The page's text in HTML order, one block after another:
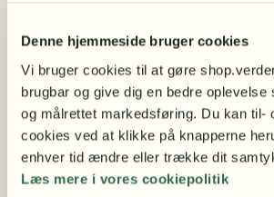
Denne hjemmeside bruger cookies
Vi bruger cookies til at gøre
brugbar og give dig en bedre oplevelse
og målrettet markedsføring. Du kan til-
cookies ved at klikke på knapperne
enhver tid ændre eller trække dit
Læs mere i vores cookiepolitik
TØJ & SMYKKER
T-shirts
Øreringe
Muleposer
BØRN
Bamser
Børneplakater – smukke motiver med dyr